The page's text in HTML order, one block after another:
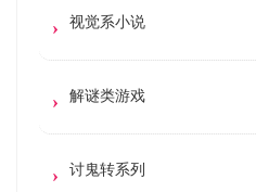
视觉系小说
解谜类游戏
讨鬼转系列